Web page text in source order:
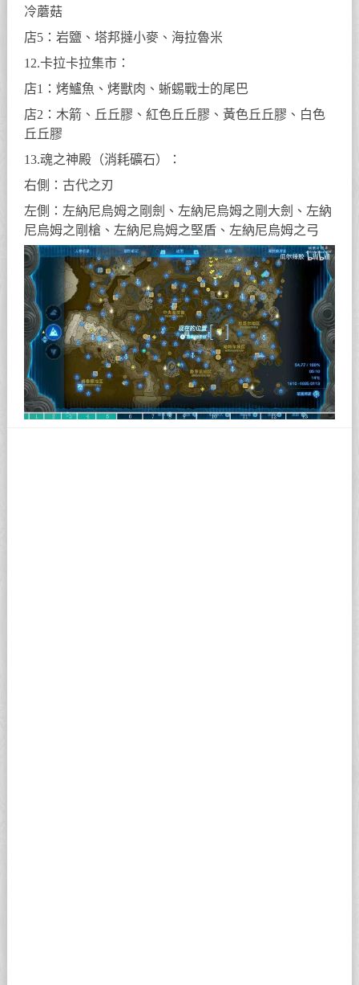
冷蘑菇
店5：岩鹽、塔邦撻小麥、海拉魯米
12.卡拉卡拉集市：
店1：烤鱸魚、烤獸肉、蜥蜴戰士的尾巴
店2：木箭、丘丘膠、紅色丘丘膠、黃色丘丘膠、白色
丘丘膠
13.魂之神殿（消耗礦石）：
右側：古代之刃
左側：左納尼烏姆之剛劍、左納尼烏姆之剛大劍、左納
尼烏姆之剛槍、左納尼烏姆之堅盾、左納尼烏姆之弓